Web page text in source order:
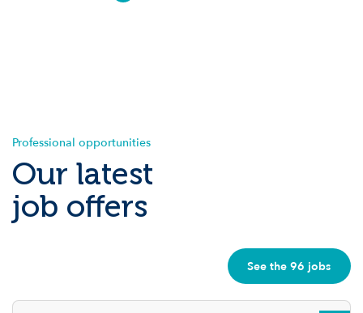
Professional opportunities
Our latest
job offers
See the 96 jobs